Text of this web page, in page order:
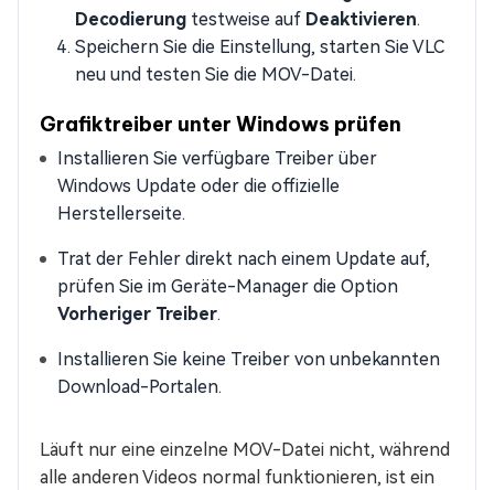
Decodierung testweise auf Deaktivieren.
Speichern Sie die Einstellung, starten Sie VLC
neu und testen Sie die MOV-Datei.
Grafiktreiber unter Windows prüfen
Installieren Sie verfügbare Treiber über
Windows Update oder die offizielle
Herstellerseite.
Trat der Fehler direkt nach einem Update auf,
prüfen Sie im Geräte-Manager die Option
Vorheriger Treiber.
Installieren Sie keine Treiber von unbekannten
Download-Portalen.
Läuft nur eine einzelne MOV-Datei nicht, während
alle anderen Videos normal funktionieren, ist ein